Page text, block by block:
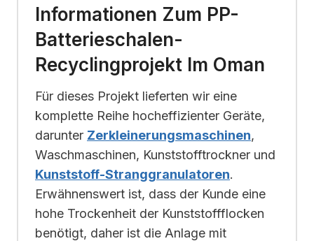
Informationen Zum PP-
Batterieschalen-
Recyclingprojekt Im Oman
Für dieses Projekt lieferten wir eine
komplette Reihe hocheffizienter Geräte,
darunter Zerkleinerungsmaschinen,
Waschmaschinen, Kunststofftrockner und
Kunststoff-Stranggranulatoren.
Erwähnenswert ist, dass der Kunde eine
hohe Trockenheit der Kunststoffflocken
benötigt, daher ist die Anlage mit